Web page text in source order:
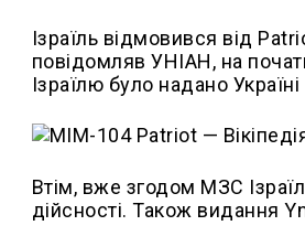
Ізраїль відмовився від
повідомляв УНІАН, на
Ізраїлю було надано
Втім, вже згодом МЗС
дійсності. Також видання